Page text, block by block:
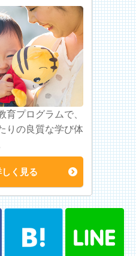
育プログラムで、
りの良質な学び体
く見る